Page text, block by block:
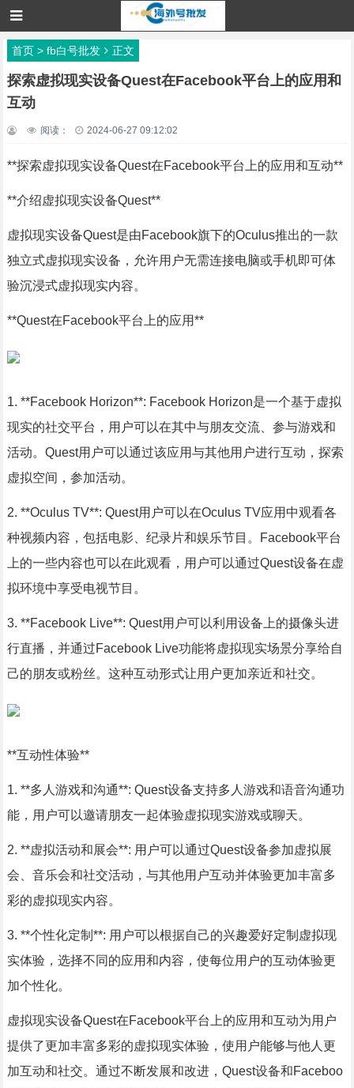
首页> fb白号批发 正文
探索虚拟现实设备Quest在Facebook平台上的应用和
互动
阅读： 2024-06-27 09:12:02
**探索虚拟现实设备Quest在Facebook平台上的应用和互动**
**介绍虚拟现实设备Quest**
虚拟现实设备Quest是由Facebook旗下的Oculus推出的一款
独立式虚拟现实设备，允许用户无需连接电脑或手机即可体
验沉浸式虚拟现实内容。
**Quest在Facebook平台上的应用**
1. **Facebook Horizon**: Facebook Horizon是一个基于虚拟
现实的社交平台，用户可以在其中与朋友交流、参与游戏和
活动。Quest用户可以通过该应用与其他用户进行互动，探索
虚拟空间，参加活动。
2. **Oculus TV**: Quest用户可以在Oculus TV应用中观看各
种视频内容，包括电影、纪录片和娱乐节目。Facebook平台
上的一些内容也可以在此观看，用户可以通过Quest设备在虚
拟环境中享受电视节目。
3. **Facebook Live**: Quest用户可以利用设备上的摄像头进
行直播，并通过Facebook Live功能将虚拟现实场景分享给自
己的朋友或粉丝。这种互动形式让用户更加亲近和社交。
**互动性体验**
1. **多人游戏和沟通**: Quest设备支持多人游戏和语音沟通功
能，用户可以邀请朋友一起体验虚拟现实游戏或聊天。
2. **虚拟活动和展会**: 用户可以通过Quest设备参加虚拟展
会、音乐会和社交活动，与其他用户互动并体验更加丰富多
彩的虚拟现实内容。
3. **个性化定制**: 用户可以根据自己的兴趣爱好定制虚拟现
实体验，选择不同的应用和内容，使每位用户的互动体验更
加个性化。
虚拟现实设备Quest在Facebook平台上的应用和互动为用户
提供了更加丰富多彩的虚拟现实体验，使用户能够与他人更
加互动和社交。通过不断发展和改进，Quest设备和Faceboo